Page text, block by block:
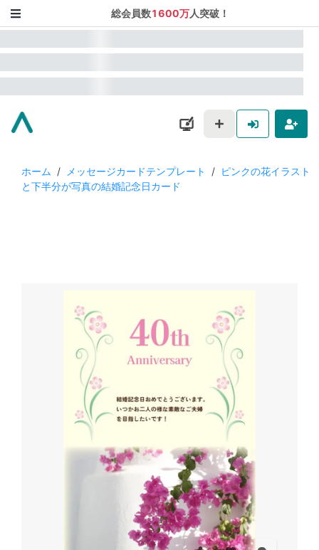
総会員数1600万人突破！
ホーム / メッセージカードテンプレート / ピンクの花イラスト
と下半分が写真の結婚記念日カード